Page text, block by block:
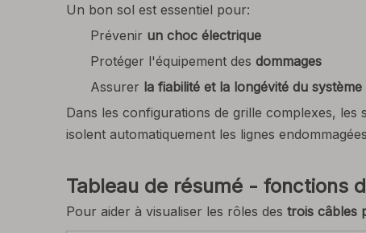
Un bon sol est essentiel pour:
Prévenir un choc électrique
Protéger l'équipement des dommages
Assurer la fiabilité et la longévité du système
Dans les configurations de grille complexes, les
isolent automatiquement les lignes
Tableau de résumé - fonctions
Pour aider à visualiser les rôles des trois câbles